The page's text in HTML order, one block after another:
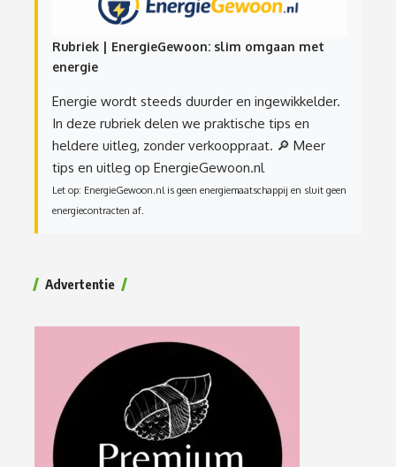
Rubriek | EnergieGewoon: slim omgaan met
energie
Energie wordt steeds duurder en ingewikkelder.
In deze rubriek delen we praktische tips en
heldere uitleg, zonder verkooppraat. 🔎 Meer
tips en uitleg op EnergieGewoon.nl
Let op: EnergieGewoon.nl is geen energiemaatschappij en sluit geen
energiecontracten af.
Advertentie